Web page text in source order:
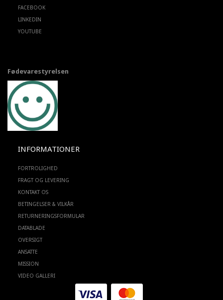
FACEBOOK
LINKEDIN
YOUTUBE
Fødevarestyrelsen
INFORMATIONER
FORTROLIGHED
FRAGT OG LEVERING
KONTAKT OS
BETINGELSER & VILKÅR
RETURNERINGSFORMULAR
DATABLADE
OVERSIGT
ANSATTE
MISSION
VIDEO GALLERI